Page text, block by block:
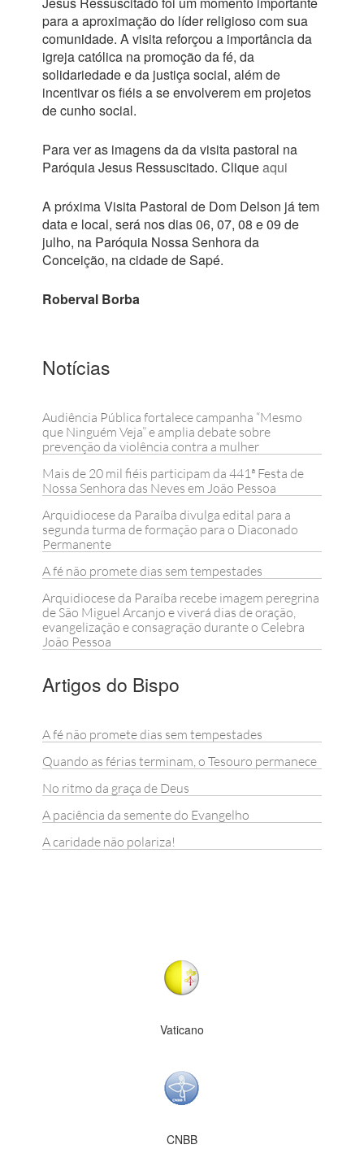
para a aproximação do líder religioso com sua
comunidade. A visita reforçou a importância da
igreja católica na promoção da fé, da
solidariedade e da justiça social, além de
incentivar os fiéis a se envolverem em projetos
de cunho social.
Para ver as imagens da da visita pastoral na
Paróquia Jesus Ressuscitado. Cliqueaqui
A próxima Visita Pastoral de Dom Delson já tem
data e local, será nos dias 06, 07, 08 e 09 de
julho, na Paróquia Nossa Senhora da
Conceição, na cidade de Sapé.
Roberval Borba
Notícias
Audiência Pública fortalece campanha “Mesmo
que Ninguém Veja” e amplia debate sobre
prevenção da violência contra a mulher
Mais de 20 mil fiéis participam da 441ª Festa de
Nossa Senhora das Neves em João Pessoa
Arquidiocese da Paraíba divulga edital para a
segunda turma de formação para o Diaconado
Permanente
A fé não promete dias sem tempestades
Arquidiocese da Paraíba recebe imagem peregrina
de São Miguel Arcanjo e viverá dias de oração,
evangelização e consagração durante o Celebra
João Pessoa
Artigos do Bispo
A fé não promete dias sem tempestades
Quando as férias terminam, o Tesouro permanece
No ritmo da graça de Deus
A paciência da semente do Evangelho
A caridade não polariza!
Vaticano
CNBB